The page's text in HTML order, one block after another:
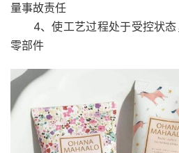
量事故责任
4、使工艺过程处于受控状态
零部件